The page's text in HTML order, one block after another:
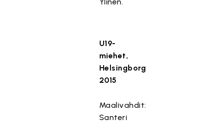
U19-
miehet,
Helsingborg
2015
Maalivahdit:
Santeri